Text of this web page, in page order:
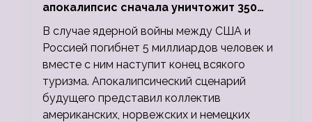
апокалипсис сначала уничтожит 350
миллионов, а потом 5 миллиардов
людей
В случае ядерной войны между США и
Россией погибнет 5 миллиардов человек и
вместе с ним наступит конец всякого
туризма. Апокалипсический сценарий
будущего представил коллектив
американских, норвежских и немецких